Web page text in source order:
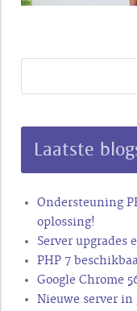
Laatste
Ondersteuning
oplossing!
Server upgrades
PHP 7
Google Chrome
Nieuwe server